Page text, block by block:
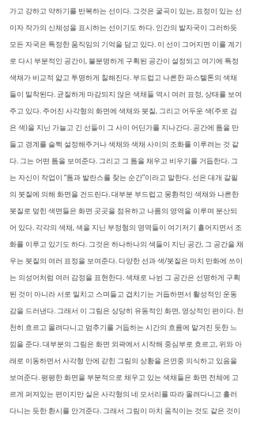
가고 강하고 약하기를 반복하는 선이다. 그것은 굴곡이 있는, 표정이 있는 선
이자 작가의 신체성을 표시하는 선이기도 하다. 인간의 발자국이 그러하듯
모든 자국은 특정한 움직임의 기억을 담고 있다. 이 선이 그어지면 이를 계기
로 다시 부분적인 공간이, 불분명하게 구획된 공간이 설정되고 여기에 특정
색채가 비교적 얇고 투명하게 칠해진다. 부드럽고 나른한 파스텔톤의 색채
들이 밀착된다. 균질하게 마감되지 않은 색채들 역시 여러 표정, 상태를 보여
주고 있다. 주어진 사각형의 화면에 색채와 붓질, 그리고 어두운 색(주로 검
은 색)을 지닌 가늘고 긴 선들이 그 사이 어딘가를 지나간다. 공간에 틈을 만
들고 경계를 슬쩍 설정해주거나 색채와 색채 사이의 조화를 이루려는 것 같
다. 그는 어떤 틈을 보여준다. 그리고 그 틈을 채우고 비우기를 거듭한다. 그
는 자신이 작업이 “틈과 발란스를 찾는 순간”이라고 말한다. 선은 대개 갈필
의 붓질에 의해 화면을 건드린다. 대부분 부드럽고 몽환적인 색채와 나른한
붓질로 덮힌 색면들은 화면 곳곳을 점유하고 나름의 영역을 이루며 분산되
어 있다. 각각의 색채, 색을 지닌 부정형의 영역들이 여기저기 흩어지면서 조
화를 이루고 있기도 하다. 그것은 하나하나의 색들이 지닌 공간, 그 공간을 채
우는 붓질의 여러 표정을 보여준다. 다양한 선과 색/붓질은 마치 만화에 쓰이
는 의성어처럼 여러 감정을 표현한다. 색채로 나뉜 그 공간은 선명하게 구획
된 것이 아니라 서로 밀치고 스며들고 겹치기는 거듭하면서 활성적인 운동
감을 드러낸다. 그래서 이 그림은 상당히 유동적인 화면, 영상적인 편이다. 천
천히 흐르고 몰려다니고 멈추기를 거듭하는 시간의 흐름에 맡겨진 듯한 느
낌을 준다. 대부분의 그림은 화면 외곽에서 시작해 중심부로 흐르고, 위와 아
래로 이동하면서 사각형 안에 갇힌 그림의 상황을 은연중 의식하고 있음을
보여준다. 평평한 화면을 부분적으로 채우고 있는 색채들은 화면 전체에 고
르게 퍼져있는 편이지만 실은 사각형의 네 모서리를 따라 몰려다니고 흘러
다니는 듯한 환시를 안겨준다. 그래서 그림이 마치 움직이는 것도 같은 것이